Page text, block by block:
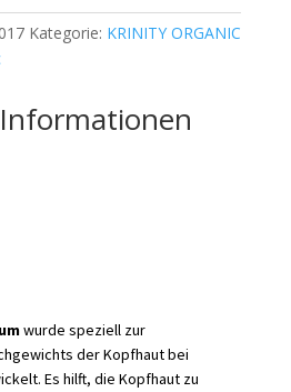
Kategorie: KRINITY ORGANIC
wurde speziell zur
der Kopfhaut bei
Es hilft, die Kopfhaut zu